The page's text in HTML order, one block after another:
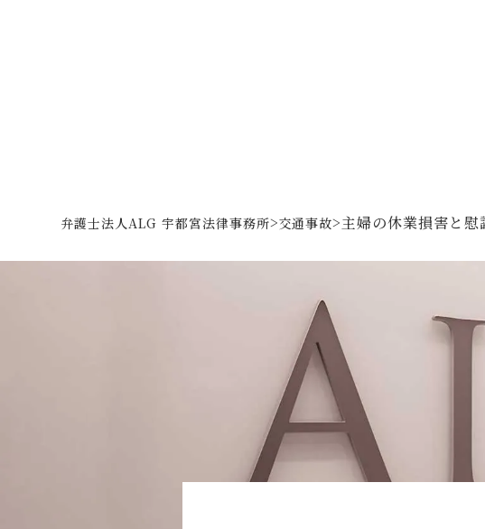
弁護士法人ALG 宇都宮法律事務所>交通事故>主婦の休業損害と